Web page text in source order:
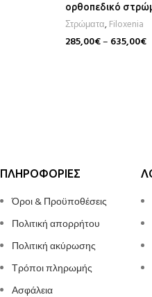
ορθοπεδικό
Στρώματα,Filoxenia
285,00€– 635,00€
ΠΛΗΡΟΦΟΡΊΕΣ
Όροι & Προϋποθέσεις
Πολιτική απορρήτου
Πολιτική ακύρωσης
Τρόποι πληρωμής
Ασφάλεια